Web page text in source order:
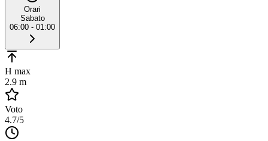
Orari
Sabato
06:00 - 01:00
H max
2.9 m
Voto
4.7/5